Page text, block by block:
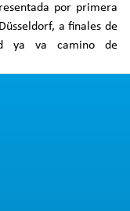
por primera
a finales de
ya va camino de